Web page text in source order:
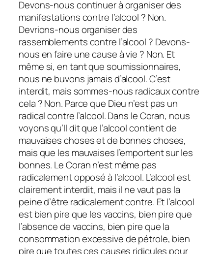
Devons-nous continuer à organiser des
manifestations contre l’alcool ? Non.
Devrions-nous organiser des
rassemblements contre l’alcool ? Devons-
nous en faire une cause à vie ? Non. Et
même si, en tant que soumissionnaires,
nous ne buvons jamais d’alcool. C’est
interdit, mais sommes-nous radicaux contre
cela ? Non. Parce que Dieu n’est pas un
radical contre l’alcool. Dans le Coran, nous
voyons qu’Il dit que l’alcool contient de
mauvaises choses et de bonnes choses,
mais que les mauvaises l’emportent sur les
bonnes. Le Coran n’est même pas
radicalement opposé à l’alcool. L’alcool est
clairement interdit, mais il ne vaut pas la
peine d’être radicalement contre. Et l’alcool
est bien pire que les vaccins, bien pire que
l’absence de vaccins, bien pire que la
consommation excessive de pétrole, bien
pire que toutes ces causes ridicules pour